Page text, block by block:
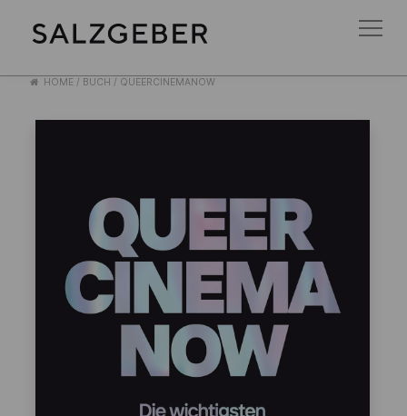
HOME/ BUCH / QUEERCINEMANOW